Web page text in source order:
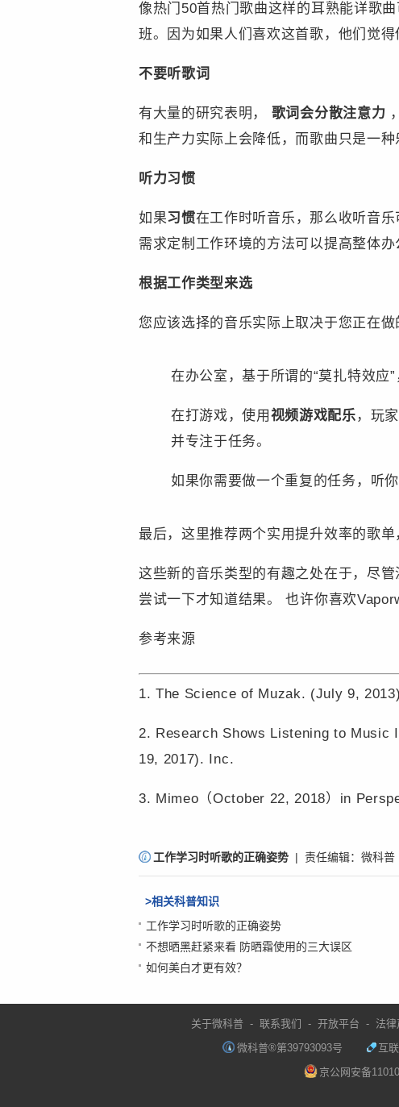
像热门50首热门歌曲这样的耳熟能详歌曲
班。因为如果人们喜欢这首歌，他们觉
不要听歌词
有大量的研究表明， 歌词会分散注意力
和生产力实际上会降低，而歌曲只是一种
听力习惯
如果习惯在工作时听音乐，那么收听音
需求定制工作环境的方法可以提高整体办
根据工作类型来选
您应该选择的音乐实际上取决于您正在做
在办公室，基于所谓的“莫扎特效应
在打游戏，使用 视频游戏配乐 ，玩
并专注于任务。
如果你需要做一个重复的任务，听
最后，这里推荐两个实用提升效率的歌单
这些新的音乐类型的有趣之处在于，尽
尝试一下才知道结果。 也许你喜欢
参考来源
1. The Science of Muzak. (July 9,
2. Research Shows Listening to Music
19, 2017). Inc.
3. Mimeo（October 22, 2018）in
：
微
科
普
工作学习时听歌的正确姿势 | 责任编辑： 微科普
>相关科普知识
工作学习时听歌的正确姿势
不想晒黑赶紧来看 防晒霜使用的三大误区
如何美白才更有效？
关于微科普 - 联系我们 - 开放平台 - 法律
微科普®第39793093号
互
京公网安备